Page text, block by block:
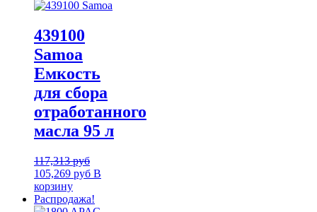
439100
Samoa
Емкость
для сбора
отработанного
масла 95 л
117,313руб
105,269 руб В
корзину
Распродажа!